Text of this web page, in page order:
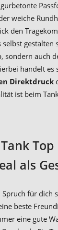
weiche
den
selbst
sondern auch
handelt es
Direktdruck
ist beim
als
für dich
beste
eine gute